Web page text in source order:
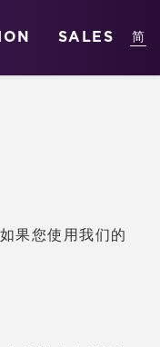
SALES
果您使用我们 的